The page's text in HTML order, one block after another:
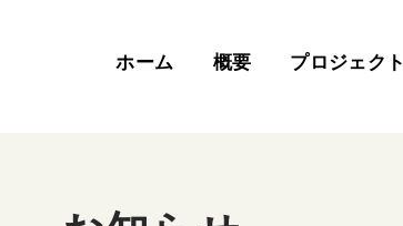
ホーム 概要 プロジェクト